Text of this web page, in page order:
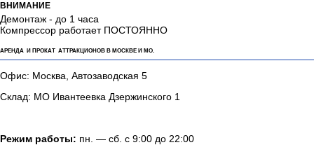
ВНИМАНИЕ
Демонтаж - до 1 часа
Компрессор работает ПОСТОЯННО
АРЕНДА И ПРОКАТ АТТРАКЦИОНОВ В МОСКВЕ И МО.
Офис: Москва, Автозаводская 5
Склад: МО Ивантеевка Дзержинского 1
Режим работы: пн. — сб. с 9:00 до 22:00